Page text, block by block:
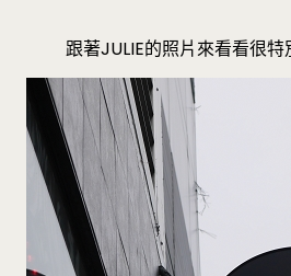
跟著JULIE的照片來看看很特